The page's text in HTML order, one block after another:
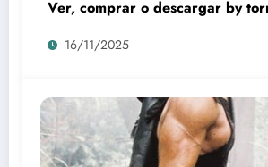
Ver, comprar o descargar by
16/11/2025